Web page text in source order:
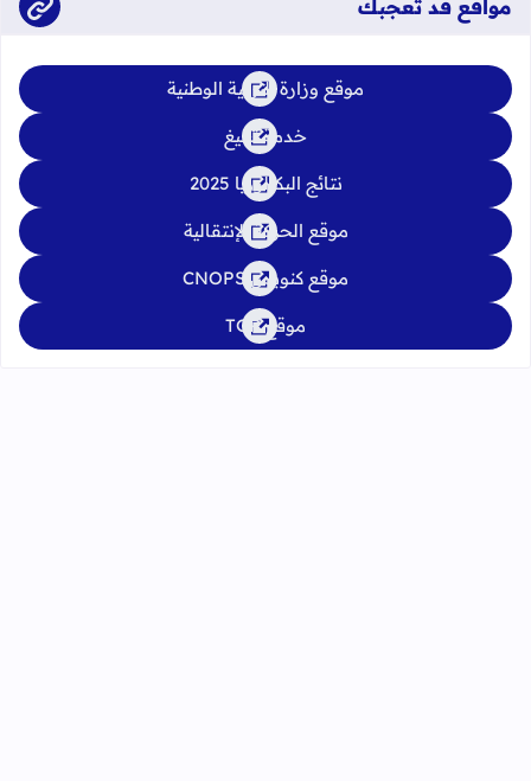
مواقع قد تعجبك
موقع وزارة التربية الوطنية
خدمة تبليغ
نتائج البكالوريا 2025
موقع الحركة الإنتقالية
موقع كنوبس CNOPS
موقع TGR